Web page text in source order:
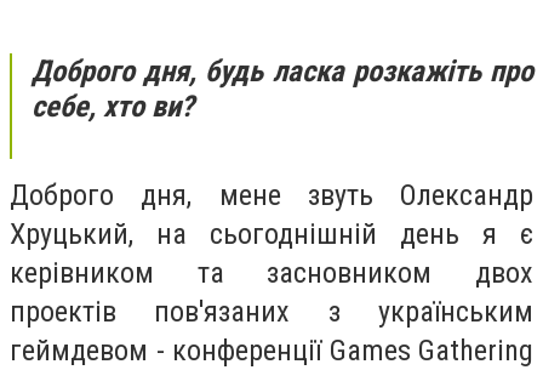
Доброго дня, будь ласка розкажіть про
себе, хто ви?
Доброго дня, мене звуть Олександр
Хруцький, на сьогоднішній день я є
керівником та засновником двох
проектів пов'язаних з українським
геймдевом - конференції Games Gathering